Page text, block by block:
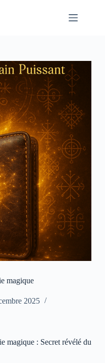
magique
2025
magique : Secret révélé du